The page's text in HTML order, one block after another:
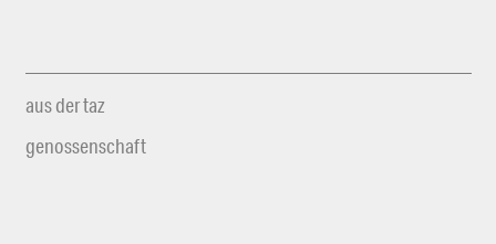
aus der taz
genossenschaft